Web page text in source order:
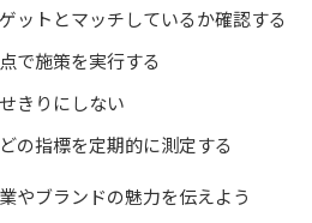
ットとマッチしているか確認する
で施策を実行する
きりにしない
の指標を定期的に測定する
やブランドの魅力を伝えよう